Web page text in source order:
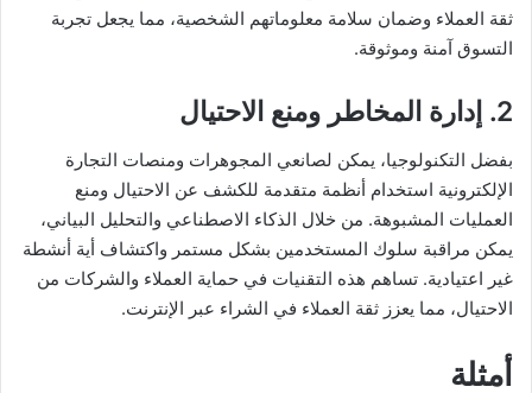
ثقة العملاء وضمان سلامة معلوماتهم الشخصية، مما يجعل تجربة
التسوق آمنة وموثوقة.
2. إدارة المخاطر ومنع الاحتيال
بفضل التكنولوجيا، يمكن لصانعي المجوهرات ومنصات التجارة
الإلكترونية استخدام أنظمة متقدمة للكشف عن الاحتيال ومنع
العمليات المشبوهة. من خلال الذكاء الاصطناعي والتحليل البياني،
يمكن مراقبة سلوك المستخدمين بشكل مستمر واكتشاف أية أنشطة
غير اعتيادية. تساهم هذه التقنيات في حماية العملاء والشركات من
الاحتيال، مما يعزز ثقة العملاء في الشراء عبر الإنترنت.
أمثلة